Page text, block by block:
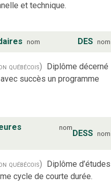
et technique.
nom DES nom
québécois) Diplôme décerné
succès un programme
nom
DESS nom
québécois) Diplôme d’études
cycle de courte durée.